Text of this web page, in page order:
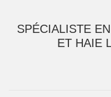
SPÉCIALISTE
ET HAIE